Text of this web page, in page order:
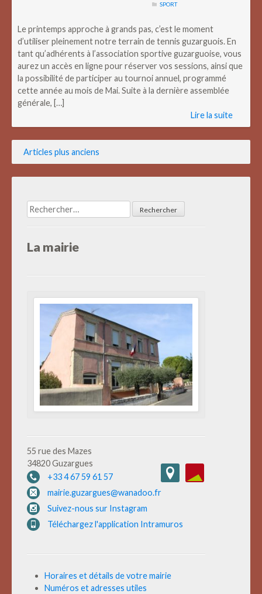
SPORT
Le printemps approche à grands pas, c’est le moment
d’utiliser pleinement notre terrain de tennis guzarguois. En
tant qu’adhérents à l’association sportive guzarguoise, vous
aurez un accès en ligne pour réserver vos sessions, ainsi que
la possibilité de participer au tournoi annuel, programmé
cette année au mois de Mai. Suite à la dernière assemblée
générale, […]
Lire la suite
Navigation
des
Articles plus anciens
Rechercher :
La mairie
55 rue des Mazes
34820 Guzargues
+33 4 67 59 61 57
mairie.guzargues@wanadoo.fr
Suivez-nous sur Instagram
Téléchargez l'application Intramuros
Horaires et détails de votre mairie
Numéros et adresses utiles